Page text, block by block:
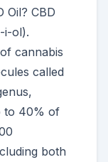
Oil? CBD
i-ol).
cannabis
called
to 40% of
both